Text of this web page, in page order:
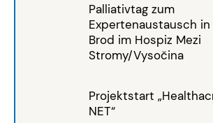
Palliativtag zum
Expertenaustausch
Brod im Hospiz Mezi
Stromy/Vysočina
Projektstart
NET“